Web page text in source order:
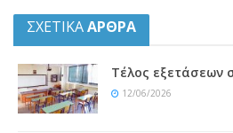
ΣΧΕΤΙΚΑΑΡΘΡΑ
Τέλος εξετάσεων
12/06/2026